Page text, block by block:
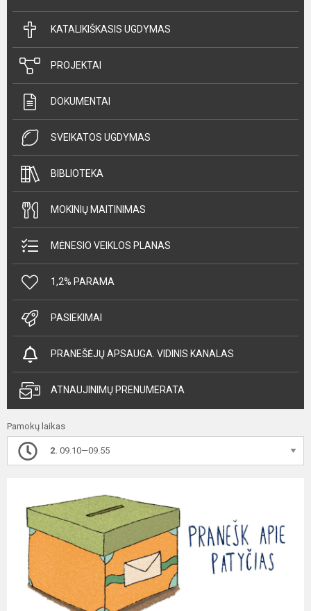
KATALIKIŠKASIS UGDYMAS
PROJEKTAI
DOKUMENTAI
SVEIKATOS UGDYMAS
BIBLIOTEKA
MOKINIŲ MAITINIMAS
MĖNESIO VEIKLOS PLANAS
1,2% PARAMA
PASIEKIMAI
PRANEŠĖJŲ APSAUGA. VIDINIS KANALAS
ATNAUJINIMŲ PRENUMERATA
Pamokų laikas
2. 09.10—09.55